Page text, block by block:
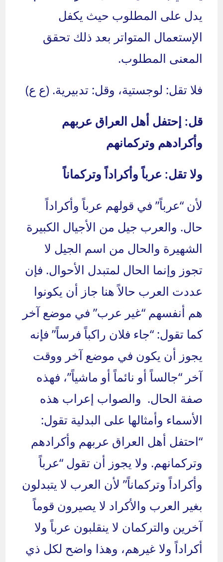
يدل على المطلوب حيث يكفل
الإستعمال المتواتر بعد ذلك تحقق
المعنى المطلوب.
فلا تقل: لوجستية، وقل: تدبيرية. (ع ع)
قل: إحتفل أهل العراق عربهم
وأكرادهم وتركمانهم
ولا تقل: عرباً وأكراداً وتركماناً
لأن “عرباً” في قولهم عرباً وأكراداً
حال. والعرب جيل من الأجيال الكبيرة
الشهيرة والحال من اسم الجيل لا
تجوز وإنما الحال لمتبدل الأحوال. فإن
عددت العرب حالاً هنا جاز أن يكونوا
هم أنفسهم “غير عرب” في موضع آخر
كما تقول: “جاء فلان راكباً فرساً” فإنه
يجوز أن يكون في موضع آخر ووقت
آخر “جالساً أو نائماً أو ماشياً”، فهذه
صفة الحال. والصواب إعراب هذه
الأسماء وأمثالها على البدلية تقول:
“احتفل أهل العراق عربهم وأكرادهم
وتركمانهم. ولا يجوز أن تقول “عرباً
وأكراداً وتركماناً” لأن العرب لا يتبدلون
بغير العرب والأكراد لا يصيرون قوماً
آخرين والتركمان لا ينقلبون عرباً ولا
أكراداً ولا غيرهم، وهذا واضح لكل ذي